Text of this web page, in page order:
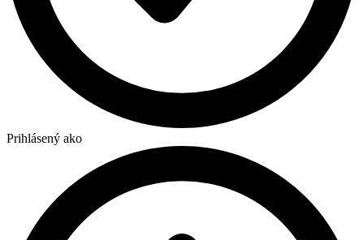
Prihlásený ako